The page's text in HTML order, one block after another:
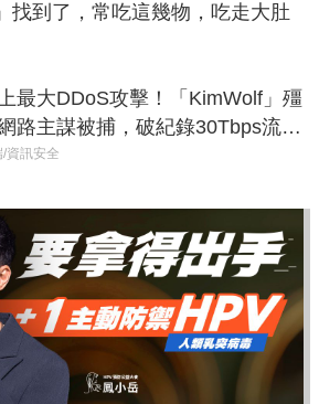
找到了，常吃這幾物，吃走大肚
最大DDoS攻擊！「KimWolf」殭
路主謀被捕，破紀錄30Tbps流量
全球！
/資訊安全